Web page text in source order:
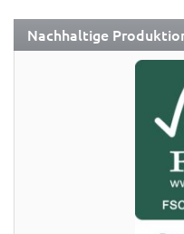
Nachhaltige